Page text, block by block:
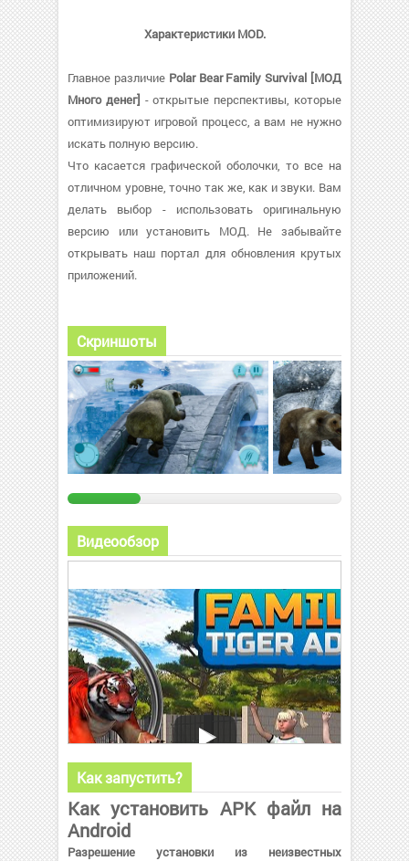
Характеристики MOD.
Главное различие Polar Bear Family Survival [МОД
Много денег] - открытые перспективы, которые
оптимизируют игровой процесс, а вам не нужно
искать полную версию.
Что касается графической оболочки, то все на
отличном уровне, точно так же, как и звуки. Вам
делать выбор - использовать оригинальную
версию или установить МОД. Не забывайте
открывать наш портал для обновления крутых
приложений.
Скриншоты
Видеообзор
Как запустить?
Как установить APK файл на
Android
Разрешение установки из неизвестных